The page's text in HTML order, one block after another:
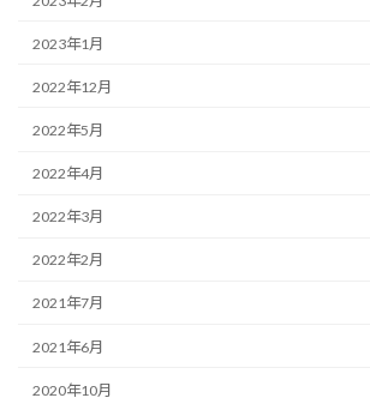
2023年1月
2022年12月
2022年5月
2022年4月
2022年3月
2022年2月
2021年7月
2021年6月
2020年10月